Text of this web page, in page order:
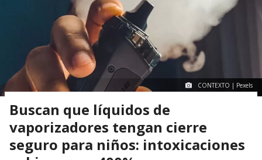
CONTEXTO | Pexels
Buscan que líquidos de
vaporizadores tengan cierre
seguro para niños: intoxicaciones